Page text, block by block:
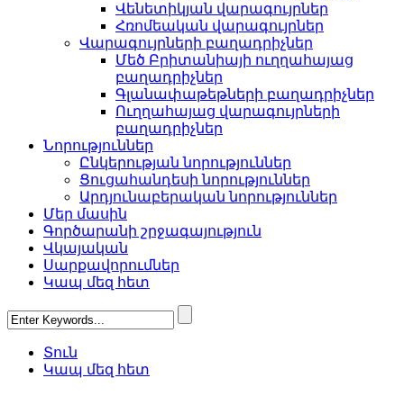
Վենետիկյան վարագույրներ
Հռոմեական վարագույրներ
Վարագույրների բաղադրիչներ
Մեծ Բրիտանիայի ուղղահայաց
բաղադրիչներ
Գլանափաթեթների բաղադրիչներ
Ուղղահայաց վարագույրների
բաղադրիչներ
Նորություններ
Ընկերության նորություններ
Ցուցահանդեսի նորություններ
Արդյունաբերական նորություններ
Մեր մասին
Գործարանի շրջագայություն
Վկայական
Սարքավորումներ
Կապ մեզ հետ
Տուն
Կապ մեզ հետ